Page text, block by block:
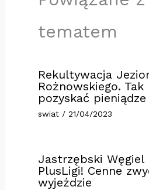
tematem
Rekultywacja
Rożnowskiego. Tak
pozyskać pieniądze
swiat/ 21/04/2023
Jastrzębski Węgiel
PlusLigi! Cenne
wyjeździe